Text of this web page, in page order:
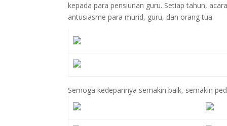
kepada para pensiunan guru. Setiap tahun,
antusiasme para murid, guru, dan orang tua.
Semoga kedepannya semakin baik, semakin